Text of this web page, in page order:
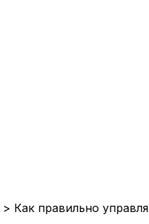
> Как правильно